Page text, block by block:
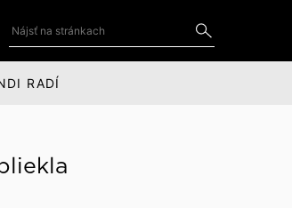
RADÍ